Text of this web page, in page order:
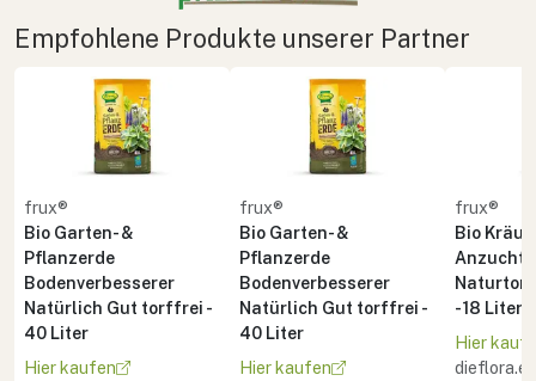
Empfohlene Produkte unserer Partner
frux®
Bio Garten- &
Pflanzerde
Bodenverbesserer
Natürlich Gut torffrei -
40 Liter
Hier kaufen
frux®
Bio Garten- &
Pflanzerde
Bodenverbesserer
Natürlich Gut torffrei -
40 Liter
Hier kaufen
frux®
Bio
Naturton
- 18 Liter
Hier
dieflora.eu